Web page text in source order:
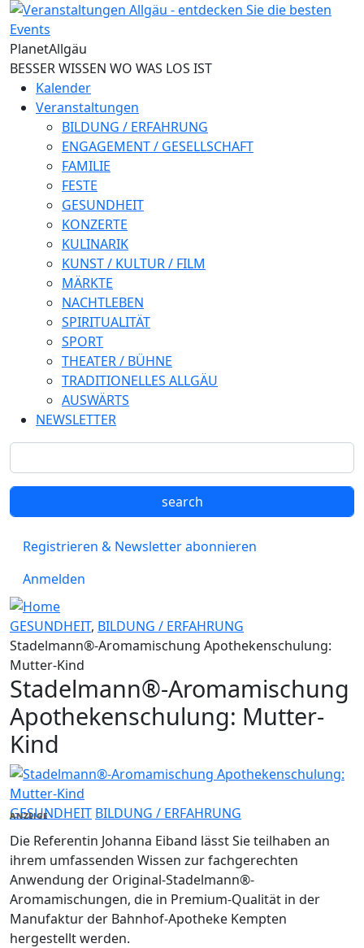
Direkt zum Inhalt
PlanetAllgäu
BESSER WISSEN WO WAS LOS IST
Kalender
Veranstaltungen
BILDUNG / ERFAHRUNG
ENGAGEMENT / GESELLSCHAFT
FAMILIE
FESTE
GESUNDHEIT
KONZERTE
KULINARIK
KUNST / KULTUR / FILM
MÄRKTE
NACHTLEBEN
SPIRITUALITÄT
SPORT
THEATER / BÜHNE
TRADITIONELLES ALLGÄU
AUSWÄRTS
NEWSLETTER
Registrieren & Newsletter abonnieren
Anmelden
GESUNDHEIT, BILDUNG / ERFAHRUNG
Stadelmann®-Aromamischung Apothekenschulung:
Mutter-Kind
Stadelmann®-Aromamischung
Apothekenschulung: Mutter-
Kind
GESUNDHEIT BILDUNG / ERFAHRUNG
ANZEIGE
Die Referentin Johanna Eiband lässt Sie teilhaben an
ihrem umfassenden Wissen zur fachgerechten
Anwendung der Original-Stadelmann®-
Aromamischungen, die in Premium-Qualität in der
Manufaktur der Bahnhof-Apotheke Kempten
hergestellt werden.